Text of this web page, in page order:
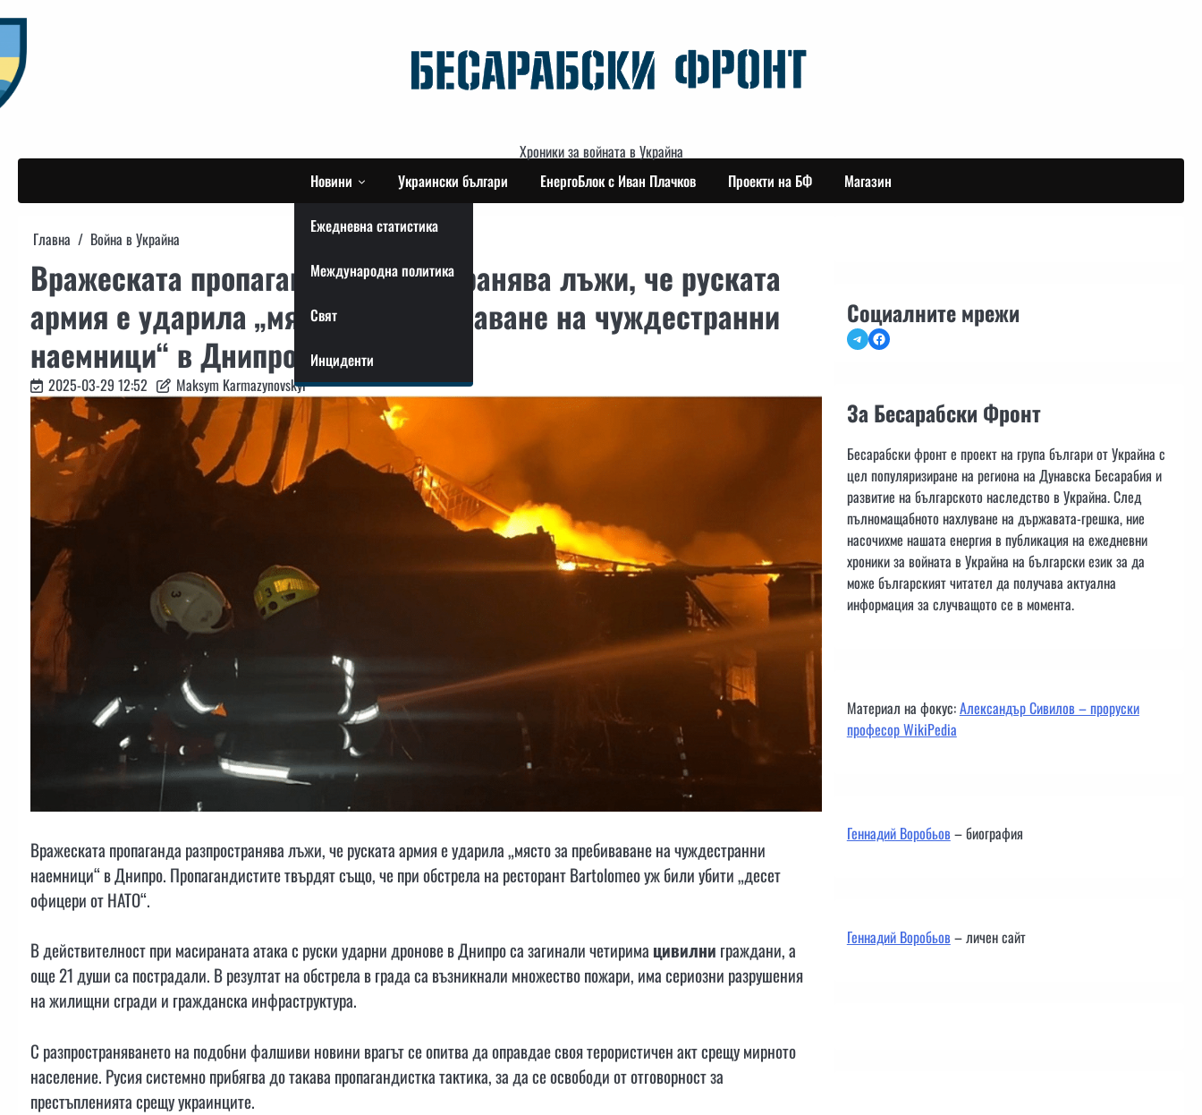
to
content
Хроники за войната в Украйна
Новини
Ежедневна статистика
Международна политика
Свят
Инциденти
Украински българи ЕнергоБлок с Иван Плачков Проекти на БФ Магазин
Главна Война в Украйна
Вражеската пропаганда разпространява лъжи, че руската
армия е ударила „място за пребиваване на чуждестранни
наемници“ в Днипро
2025-03-29 12:52 Maksym Karmazynovskyi
Вражеската пропаганда разпространява лъжи, че руската армия е ударила „място за пребиваване на чуждестранни
наемници“ в Днипро. Пропагандистите твърдят също, че при обстрела на ресторант Bartolomeo уж били убити „десет
офицери от НАТО“.
В действителност при масираната атака с руски ударни дронове в Днипро са загинали четирима цивилни граждани, а
още 21 души са пострадали. В резултат на обстрела в града са възникнали множество пожари, има сериозни разрушения
на жилищни сгради и гражданска инфраструктура.
С разпространяването на подобни фалшиви новини врагът се опитва да оправдае своя терористичен акт срещу мирното
население. Русия системно прибягва до такава пропагандистка тактика, за да се освободи от отговорност за
престъпленията срещу украинците.
Социалните мрежи
TelegramFacebook
За Бесарабски Фронт
Бесарабски фронт е проект на група българи от Украйна с
цел популяризиране на региона на Дунавска Бесарабия и
развитие на българското наследство в Украйна. След
пълномащабното нахлуване на държавата-грешка, ние
насочихме нашата енергия в публикация на ежедневни
хроники за войната в Украйна на български език за да
може българският читател да получава актуална
информация за случващото се в момента.
Материал на фокус:Александър Сивилов – проруски
професор WikiPedia
Геннадий Воробьов– биография
Геннадий Воробьов– личен сайт